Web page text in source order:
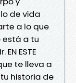
de vida
a lo que
está a tu
ESTE
que te lleva a
historia de